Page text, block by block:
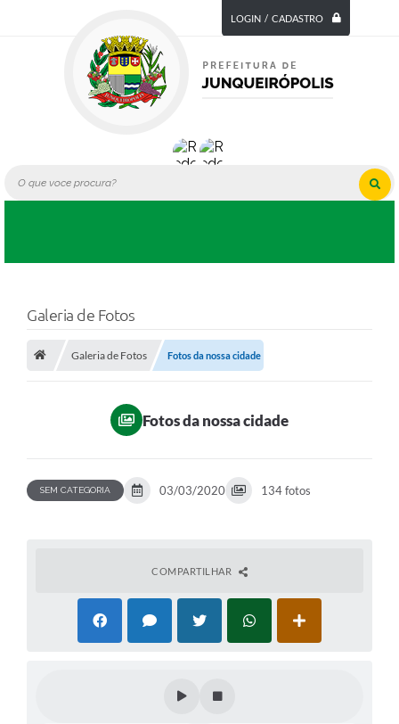
LOGIN / CADASTRO
Galeria de Fotos
Galeria de Fotos Fotos da nossa cidade
Fotos da nossa cidade
SEM CATEGORIA 03/03/2020 134 fotos
COMPARTILHAR